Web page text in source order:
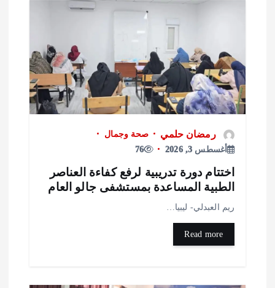
رمضان حلمي
صحة وجمال
76
دورة تدريبية لرفع كفاءة العناصر
المساعدة بمستشفى جالو العام
العبدلي- ليبيا…